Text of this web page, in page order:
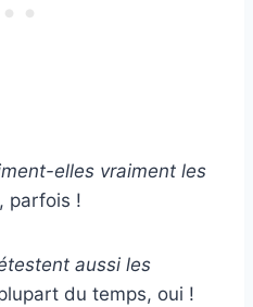
elles vraiment les
parfois !
aussi les
du temps, oui !